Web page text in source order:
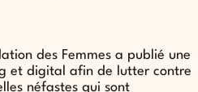
des Femmes a publié une
et digital afin de lutter contre
néfastes qui sont